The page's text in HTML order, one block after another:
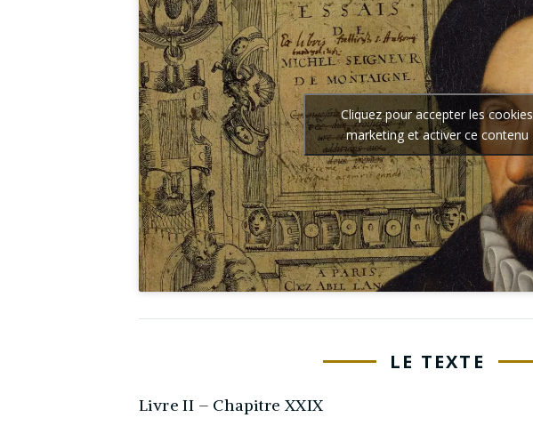
Cliquez pour accepter les cookies
marketing et activer ce contenu
LE TEXTE
Livre II – Chapitre XXIX